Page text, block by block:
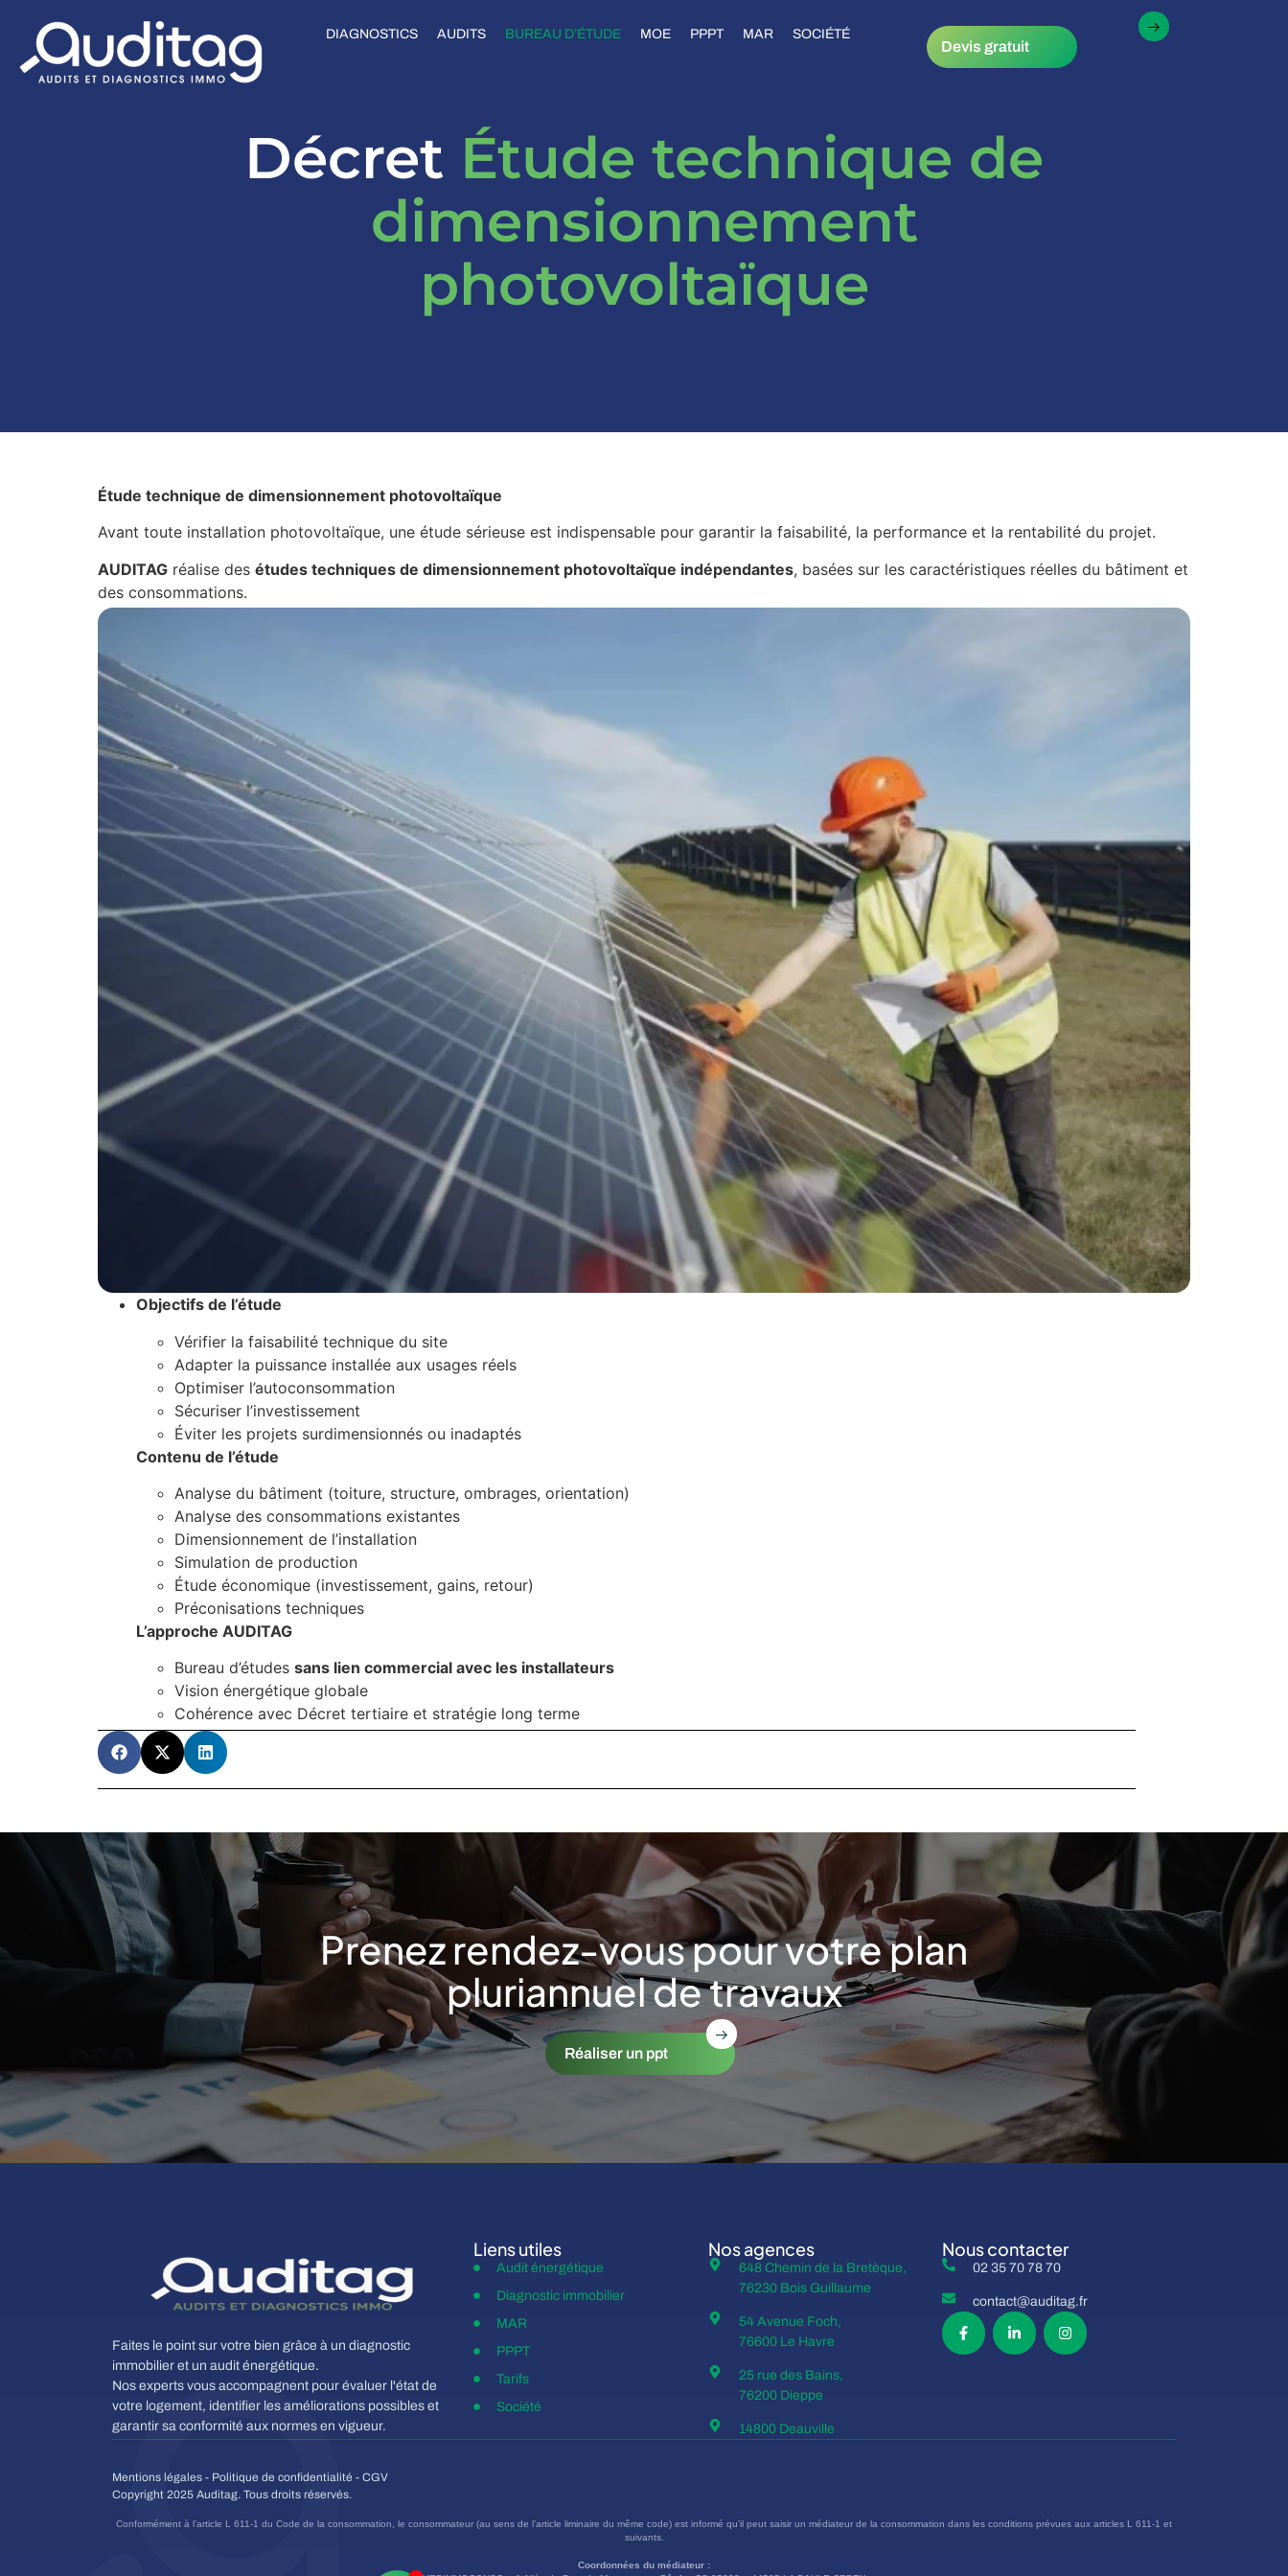
DIAGNOSTICS AUDITS BUREAU D’ÉTUDE MOE PPPT MAR SOCIÉTÉ
Devis gratuit
Décret Étude technique de
dimensionnement
photovoltaïque
Étude technique de dimensionnement photovoltaïque
Avant toute installation photovoltaïque, une étude sérieuse est indispensable pour garantir la faisabilité, la performance et la rentabilité du projet.
AUDITAG réalise des études techniques de dimensionnement photovoltaïque indépendantes, basées sur les caractéristiques réelles du bâtiment et
des consommations.
Objectifs de l’étude
Vérifier la faisabilité technique du site
Adapter la puissance installée aux usages réels
Optimiser l’autoconsommation
Sécuriser l’investissement
Éviter les projets surdimensionnés ou inadaptés
Contenu de l’étude
Analyse du bâtiment (toiture, structure, ombrages, orientation)
Analyse des consommations existantes
Dimensionnement de l’installation
Simulation de production
Étude économique (investissement, gains, retour)
Préconisations techniques
L’approche AUDITAG
Bureau d’études sans lien commercial avec les installateurs
Vision énergétique globale
Cohérence avec Décret tertiaire et stratégie long terme
Prenez rendez-vous pour votre plan
pluriannuel de travaux
Réaliser un ppt
Faites le point sur votre bien grâce à un diagnostic
immobilier et un audit énergétique.
Nos experts vous accompagnent pour évaluer l'état de
votre logement, identifier les améliorations possibles et
garantir sa conformité aux normes en vigueur.
Liens utiles
Audit énergétique
Diagnostic immobilier
MAR
PPPT
Tarifs
Société
Nos agences
648 Chemin de la Bretèque,
76230 Bois Guillaume
54 Avenue Foch,
76600 Le Havre
25 rue des Bains,
76200 Dieppe
14800 Deauville
Nous contacter
02 35 70 78 70
contact@auditag.fr
Mentions légales - Politique de confidentialité - CGV
Copyright 2025 Auditag. Tous droits réservés.
Conformément à l’article L 611-1 du Code de la consommation, le consommateur (au sens de l’article liminaire du même code) est informé qu’il peut saisir un médiateur de la consommation dans les conditions prévues aux articles L 611-1 et
suivants.
Coordonnées du médiateur :